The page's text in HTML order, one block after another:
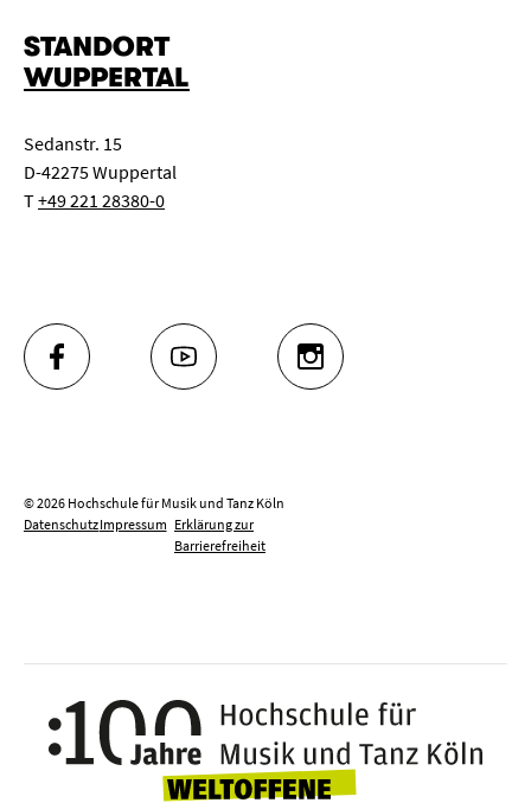
STANDORT
WUPPERTAL
Sedanstr. 15
D-42275 Wuppertal
T+49 221 28380-0
FACEBOOK YOUTUBE INSTAGRAM
© 2026 Hochschule für Musik und Tanz Köln
DatenschutzImpressum Erklärung zur
Barrierefreiheit